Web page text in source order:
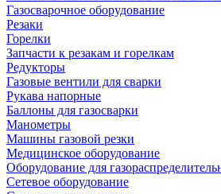
Газосварочное оборудование
Резаки
Горелки
Запчасти к резакам и горелкам
Редукторы
Газовые вентили для сварки
Рукава напорные
Баллоны для газосварки
Манометры
Машины газовой резки
Медицинское оборудование
Оборудование для
Сетевое оборудование